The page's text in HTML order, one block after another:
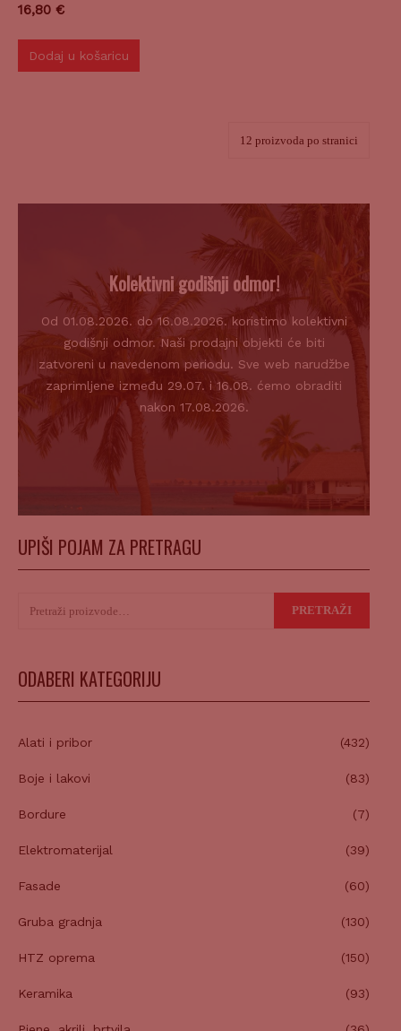
16,80 €
Dodaj u košaricu
Kolektivni godišnji odmor!
Od 01.08.2026. do 16.08.2026. koristimo kolektivni
godišnji odmor. Naši prodajni objekti će biti
zatvoreni u navedenom periodu. Sve web narudžbe
zaprimljene između 29.07. i 16.08. ćemo obraditi
nakon 17.08.2026.
UPIŠI POJAM ZA PRETRAGU
PRETRAŽI
ODABERI KATEGORIJU
Alati i pribor (432)
Boje i lakovi (83)
Bordure (7)
Elektromaterijal (39)
Fasade (60)
Gruba gradnja (130)
HTZ oprema (150)
Keramika (93)